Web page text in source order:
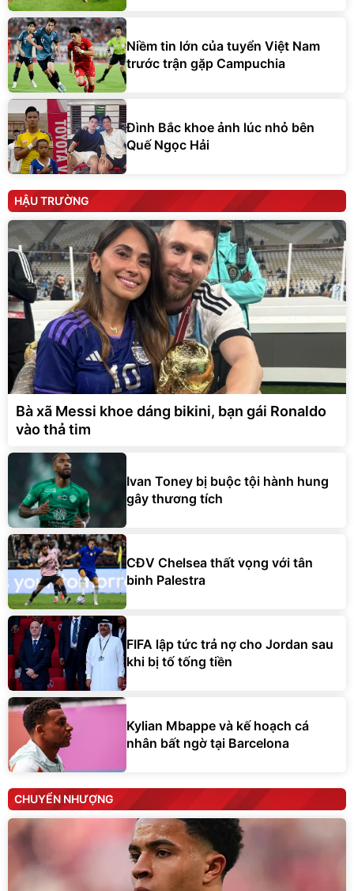
Niềm tin lớn của tuyển Việt Nam
trước trận gặp Campuchia
Đình Bắc khoe ảnh lúc nhỏ bên
Quế Ngọc Hải
HẬU TRƯỜNG
Bà xã Messi khoe dáng bikini, bạn gái Ronaldo
vào thả tim
Ivan Toney bị buộc tội hành hung
gây thương tích
CĐV Chelsea thất vọng với tân
binh Palestra
FIFA lập tức trả nợ cho Jordan sau
khi bị tố tống tiền
Kylian Mbappe và kế hoạch cá
nhân bất ngờ tại Barcelona
CHUYỂN NHƯỢNG